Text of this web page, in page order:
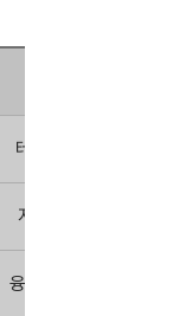
테러리즘과 정보
지식재산권연구
융합보안기술연구